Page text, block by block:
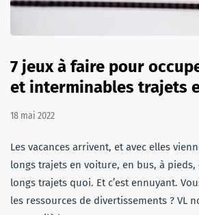
7 jeux à faire pour
et interminables trajets
18 mai 2022
Les vacances arrivent, et avec elles
longs trajets en voiture, en bus, à
longs trajets quoi. Et c’est ennuyant.
les ressources de divertissements ? VL